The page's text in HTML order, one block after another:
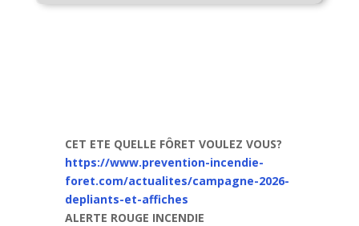
CET ETE QUELLE FÔRET VOULEZ VOUS?
https://www.prevention-incendie-
foret.com/actualites/campagne-2026-
depliants-et-affiches
ALERTE ROUGE INCENDIE